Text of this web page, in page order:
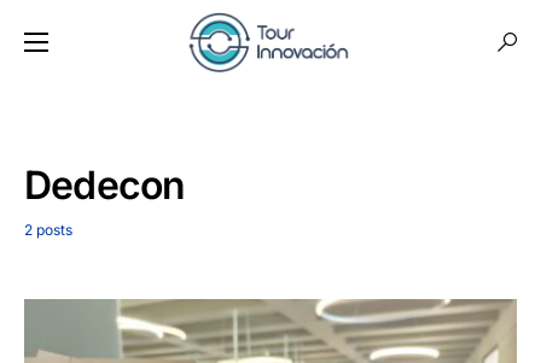
Dedecon
2 posts